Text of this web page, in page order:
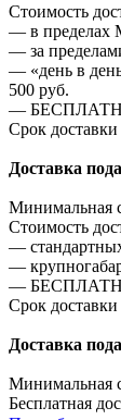
Стоимость
— в
— за
— «день в
500 руб.
— БЕСПЛАТНО
Срок
Доставка
Минимальная
Стоимость
—
—
— БЕСПЛАТНО
Срок
Доставка
Минимальная
Бесплатная